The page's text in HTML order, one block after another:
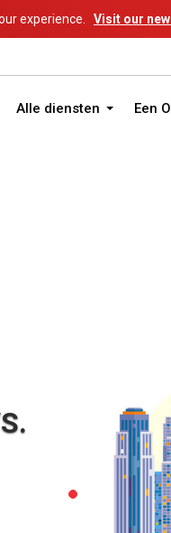
experience. Visit our
Alle diensten Een
Genomineerde